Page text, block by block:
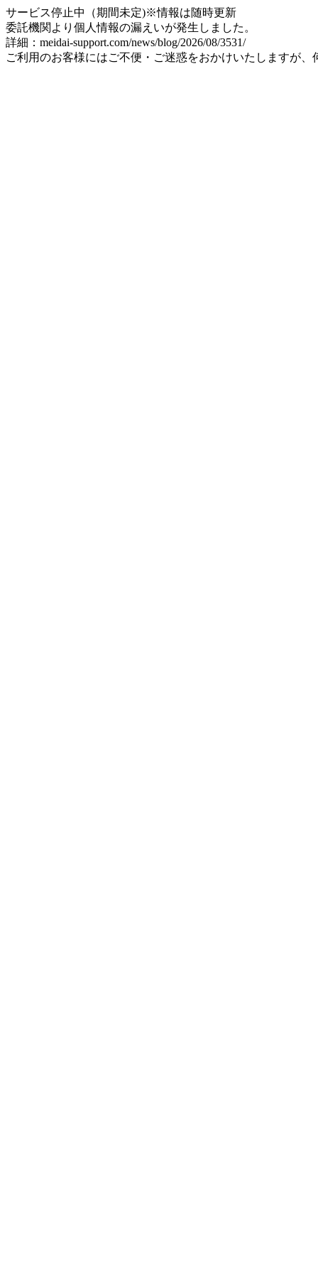
サービス停止中（期間未定)※情報は随時更新
委託機関より個人情報の漏えいが発生しました。
詳細：meidai-support.com/news/blog/2026/08/3531/
ご利用のお客様にはご不便・ご迷惑をおかけいたしますが